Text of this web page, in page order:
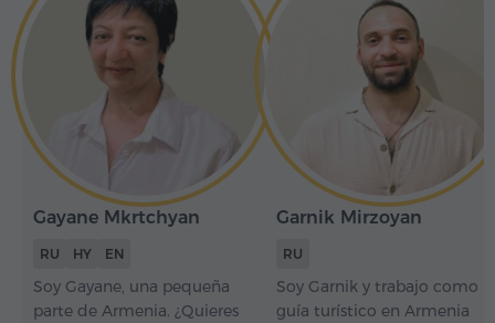
Gayane Mkrtchyan
RU HY EN
Soy Gayane, una pequeña
parte de Armenia. ¿Quieres
Garnik Mirzoyan
RU
Soy Garnik y trabajo como
guía turístico en Armenia